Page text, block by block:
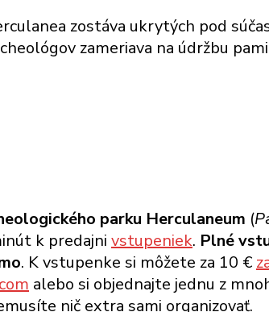
zostáva ukrytých pod
zameriava na údržbu
parku Herculaneum (
k predajni vstupeniek. Plné
. K vstupenke si môžete za 10 €
alebo si objednajte jednu z
nič extra sami organizovať.